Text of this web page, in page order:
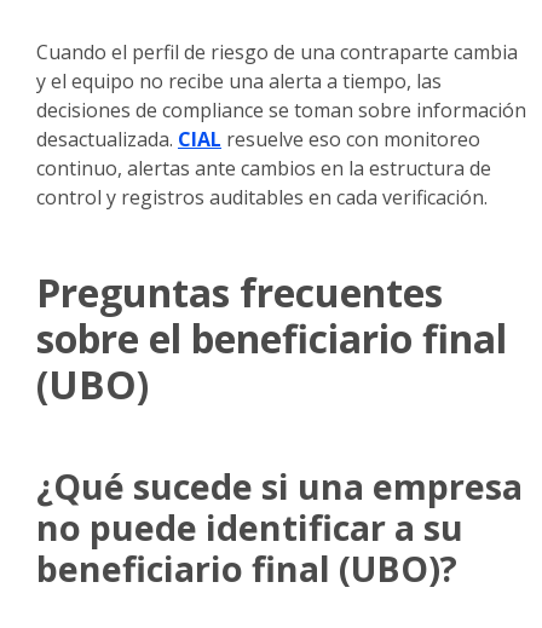
Cuando el perfil de riesgo de una contraparte cambia
y el equipo no recibe una alerta a tiempo, las
decisiones de compliance se toman sobre información
desactualizada. CIAL resuelve eso con monitoreo
continuo, alertas ante cambios en la estructura de
control y registros auditables en cada verificación.
Preguntas frecuentes
sobre el beneficiario final
(UBO)
¿Qué sucede si una empresa
no puede identificar a su
beneficiario final (UBO)?